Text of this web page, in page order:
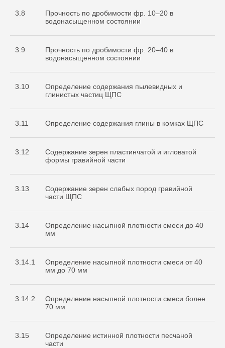
3.8
Прочность по дробимости фр. 10–20 в
водонасыщенном состоянии
3.9
Прочность по дробимости фр. 20–40 в
водонасыщенном состоянии
3.10
Определение содержания пылевидных и
глинистых частиц ЩПС
3.11 Определение содержания глины в комках ЩПС
3.12
Содержание зерен пластинчатой и игловатой
формы гравийной части
3.13
Содержание зерен слабых пород гравийной
части ЩПС
3.14
Определение насыпной плотности смеси до 40
мм
3.14.1
Определение насыпной плотности смеси от 40
мм до 70 мм
3.14.2
Определение насыпной плотности смеси более
70 мм
3.15
Определение истинной плотности песчаной
части